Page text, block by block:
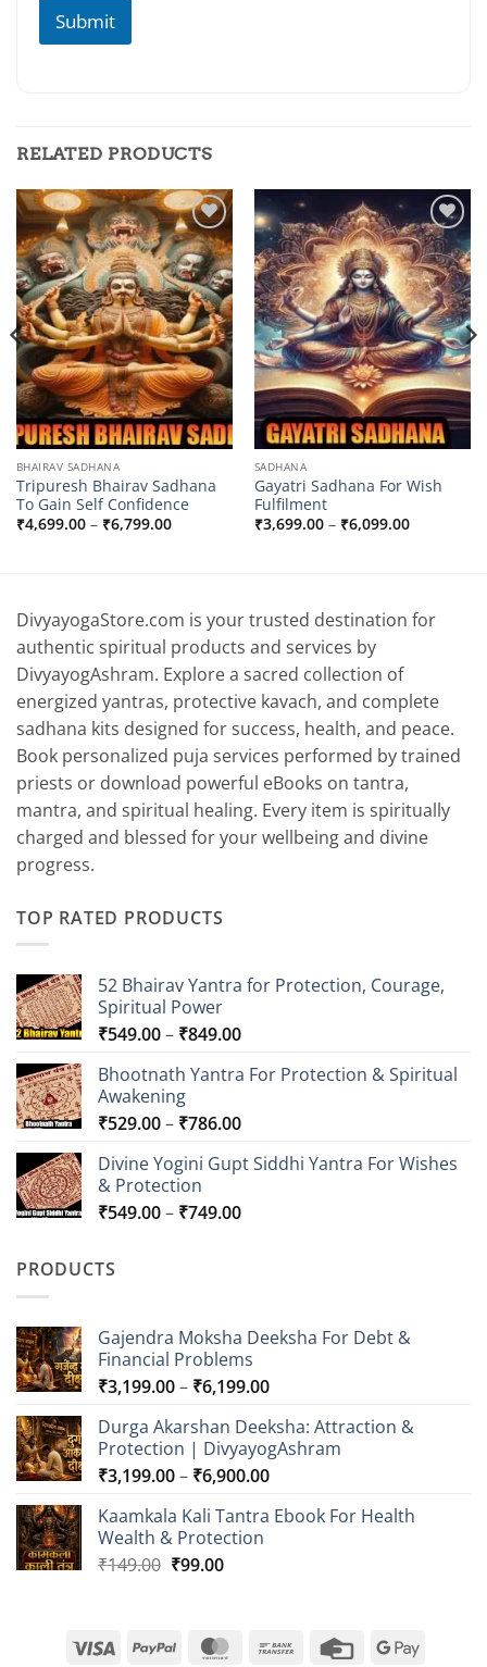
Submit
RELATED PRODUCTS
Add to
wishlist
BHAIRAV SADHANA
Tripuresh Bhairav Sadhana
To Gain Self Confidence
₹4,699.00 – ₹6,799.00Price
Add to
wishlist
SADHANA
Gayatri Sadhana For Wish
Fulfilment
₹3,699.00 – ₹6,099.00Price
DivyayogaStore.com is your trusted destination for
authentic spiritual products and services by
DivyayogAshram. Explore a sacred collection of
energized yantras, protective kavach, and complete
sadhana kits designed for success, health, and peace.
Book personalized puja services performed by trained
priests or download powerful eBooks on tantra,
mantra, and spiritual healing. Every item is spiritually
charged and blessed for your wellbeing and divine
progress.
TOP RATED PRODUCTS
52 Bhairav Yantra for Protection, Courage,
Spiritual Power
₹549.00– ₹849.00Price
₹549.00
₹849.00
Bhootnath Yantra For Protection & Spiritual
Awakening
₹529.00– ₹786.00Price
₹529.00
₹786.00
Divine Yogini Gupt Siddhi Yantra For Wishes
& Protection
₹549.00– ₹749.00Price
PRODUCTS
Gajendra Moksha Deeksha For Debt &
Financial Problems
₹3,199.00– ₹6,199.00Price
₹3,199.00
through
₹6,199.00
Durga Akarshan Deeksha: Attraction &
Protection | DivyayogAshram
₹3,199.00– ₹6,900.00Price
₹3,199.00
Kaamkala Kali Tantra Ebook For Health
Wealth & Protection
₹149.00 Original
₹149.00.
₹99.00Current
₹99.00.
Visa PayPal MasterCardBank
Credit
Google